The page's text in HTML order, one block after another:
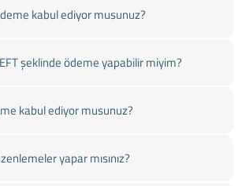
kabul ediyor musunuz?
şeklinde ödeme yapabilir miyim?
kabul ediyor musunuz?
yapar mısınız?